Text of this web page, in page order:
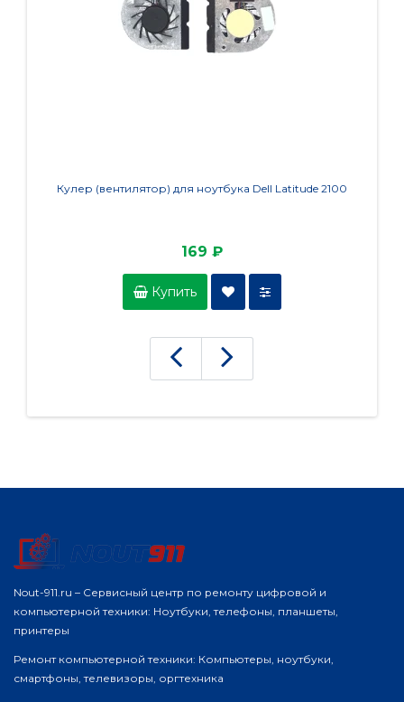
Кулер (вентилятор) для ноутбука Dell Latitude 2100
169 ₽
Купить
Nout-911.ru – Сервисный центр по ремонту цифровой и
компьютерной техники: Ноутбуки, телефоны, планшеты,
принтеры
Ремонт компьютерной техники: Компьютеры, ноутбуки,
смартфоны, телевизоры, оргтехника